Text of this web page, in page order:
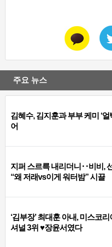
주요 뉴스
김혜수, 김지훈과 부부 케미 ‘얼
어
지퍼 스르륵 내리더니‥비비,
“왜 저래vs이게 워터밤” 시끌
‘김부장’ 최대훈 아내, 미스코
셔널 3위 ♥장윤서였다